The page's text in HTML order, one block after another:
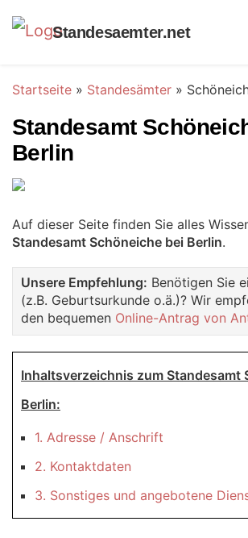
Standesaemter.net
Startseite » Standesämter »
Standesamt
Berlin
Auf dieser Seite finden Sie alles
Standesamt Schöneiche bei Berlin.
Unsere Empfehlung: Benötigen Sie
(z.B. Geburtsurkunde o.ä.)? Wir
den bequemen Online-Antrag von
Inhaltsverzeichnis zum Standesamt
Berlin:
1. Adresse / Anschrift
2. Kontaktdaten
3. Sonstiges und angebotene